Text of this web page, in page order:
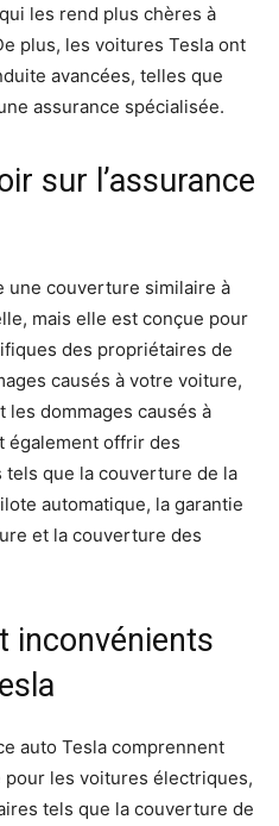
les rend plus chères à
plus, les voitures Tesla ont
avancées, telles que
assurance spécialisée.
sur l’assurance
une couverture similaire à
mais elle est conçue pour
des propriétaires de
causés à votre voiture,
dommages causés à
également offrir des
que la couverture de la
automatique, la garantie
et la couverture des
inconvénients
auto Tesla comprennent
les voitures électriques,
tels que la couverture de